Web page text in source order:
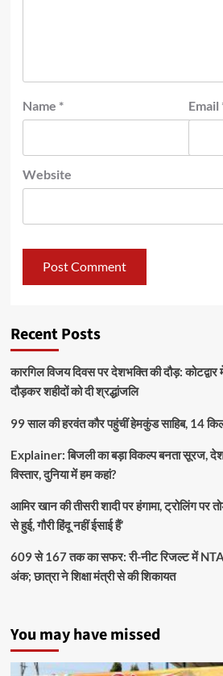
Name * Email
Website
Recent Posts
कारगिल विजय दिवस पर देशभक्ति की दौड़:
दौड़कर शहीदों को दी श्रद्धांजलि
99 साल की हरवंत कौर पहुंचीं हेमकुंड साहिब, 14
Explainer: बिजली का बड़ा विकल्प बनता सूरज, देश
विस्तार, दुनिया में हम कहां?
आमिर खान की तीसरी शादी पर हंगामा, ट्रोलिंग पर
से हुई, गौरी हिंदू नहीं ईसाई हैं’
609 से 167 तक का सफर: री-नीट रिजल्ट में NTA
अंक; छात्रा ने शिक्षा मंत्री से की शिकायत
You may have missed